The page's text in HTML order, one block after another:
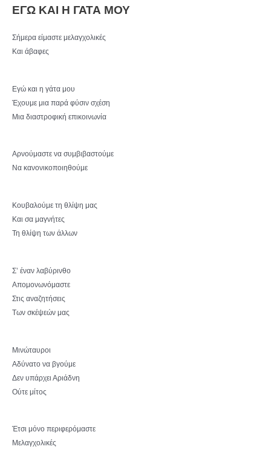
ΕΓΩ ΚΑΙ Η ΓΑΤΑ ΜΟΥ
Σήμερα είμαστε μελαγχολικές
Και άβαφες
Εγώ και η γάτα μου
Έχουμε μια παρά φύσιν σχέση
Μια διαστροφική επικοινωνία
Αρνούμαστε να συμβιβαστούμε
Να κανονικοποιηθούμε
Κουβαλούμε τη θλίψη μας
Και σα μαγνήτες
Τη θλίψη των άλλων
Σ’ έναν λαβύρινθο
Απομονωνόμαστε
Στις αναζητήσεις
Των σκέψεών μας
Μινώταυροι
Αδύνατο να βγούμε
Δεν υπάρχει Αριάδνη
Ούτε μίτος
Έτσι μόνο περιφερόμαστε
Μελαγχολικές